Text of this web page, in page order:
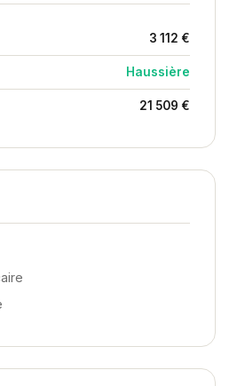
3 112 €
Haussière
21 509 €